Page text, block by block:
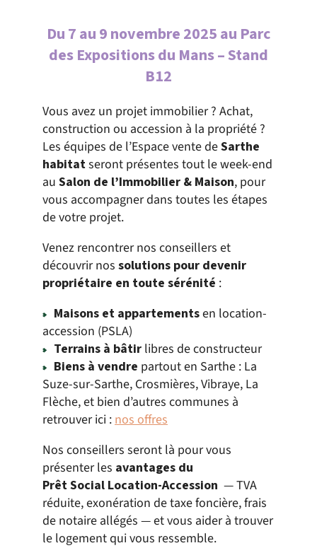
Du 7 au 9 novembre 2025 au Parc
des Expositions du Mans – Stand
B12
Vous avez un projet immobilier ? Achat,
construction ou accession à la propriété ?
Les équipes de l’Espace vente deSarthe
habitatseront présentes tout le week-end
au Salon de l’Immobilier & Maison, pour
vous accompagner dans toutes les étapes
de votre projet.
Venez rencontrer nos conseillers et
découvrir nos solutions pour devenir
propriétaire en toute sérénité :
Maisons et appartementsen location-
accession (PSLA)
Terrains à bâtirlibres de constructeur
Biens à vendre partout en Sarthe : La
Suze-sur-Sarthe, Crosmières, Vibraye, La
Flèche, et bien d’autres communes à
retrouver ici :nos offres
Nos conseillers seront là pour vous
présenter les avantages du
Prêt Social Location-Accession — TVA
réduite, exonération de taxe foncière, frais
de notaire allégés — et vous aider à trouver
le logement qui vous ressemble.